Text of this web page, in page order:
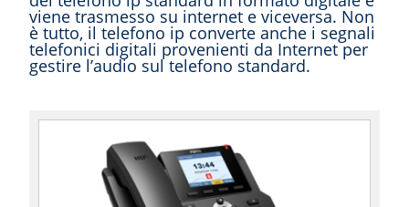
viene trasmesso su internet e viceversa. Non
è tutto, il telefono ip converte anche i segnali
telefonici digitali provenienti da Internet per
gestire l’audio sul telefono standard.